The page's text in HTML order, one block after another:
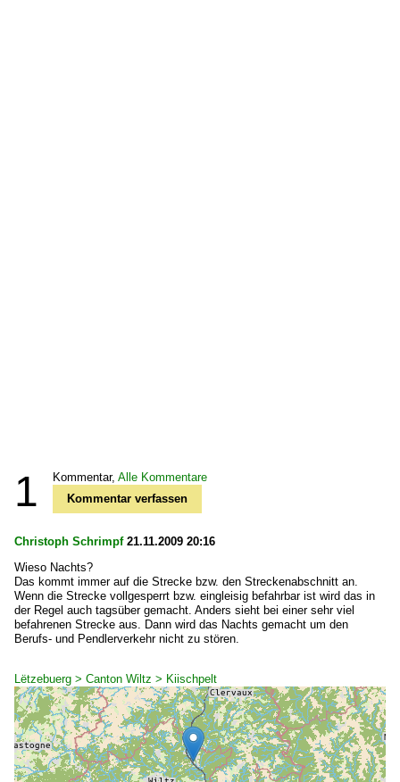
1 Kommentar, Alle Kommentare
Kommentar verfassen
Christoph Schrimpf21.11.2009 20:16
Wieso Nachts?
Das kommt immer auf die Strecke bzw. den Streckenabschnitt an.
Wenn die Strecke vollgesperrt bzw. eingleisig befahrbar ist wird das in
der Regel auch tagsüber gemacht. Anders sieht bei einer sehr viel
befahrenen Strecke aus. Dann wird das Nachts gemacht um den
Berufs- und Pendlerverkehr nicht zu stören.
Lëtzebuerg > Canton Wiltz > Kiischpelt